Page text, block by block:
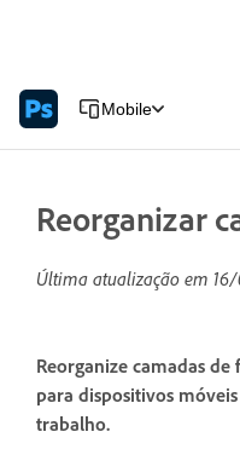
Mobile
Reorganizar
Última atualização em
Reorganize camadas
para dispositivos
trabalho.